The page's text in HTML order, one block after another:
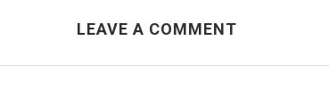
LEAVE A COMMENT